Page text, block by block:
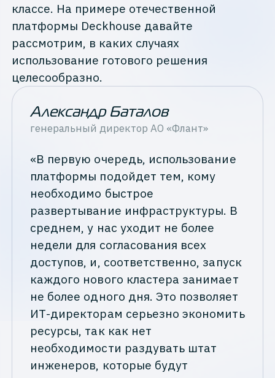
классе. На примере отечественной
платформы Deckhouse давайте
рассмотрим, в каких случаях
использование готового решения
целесообразно.
Александр Баталов
генеральный директор АО «Флант»
«В первую очередь, использование
платформы подойдет тем, кому
необходимо быстрое
развертывание инфраструктуры. В
среднем, у нас уходит не более
недели для согласования всех
доступов, и, соответственно, запуск
каждого нового кластера занимает
не более одного дня. Это позволяет
ИТ-директорам серьезно экономить
ресурсы, так как нет
необходимости раздувать штат
инженеров, которые будут